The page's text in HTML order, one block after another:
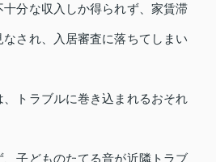
分な収入しか得られず、家賃滞
され、入居審査に落ちてしまい
トラブルに巻き込まれるおそれ
子どものたてる音が近隣トラブ